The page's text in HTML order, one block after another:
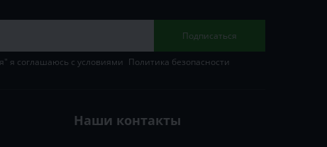
Подписаться
я соглашаюсь с условиями Политика безопасности
Наши контакты